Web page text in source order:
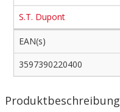
S.T. Dupont
EAN(s)
3597390220400
Produktbeschreibung